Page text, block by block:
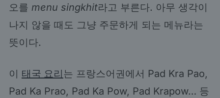
오를 menu singkhit라고 부른다. 아무 생각이
나지 않을 때도 그냥 주문하게 되는 메뉴라는
뜻이다.
이 태국 요리는 프랑스어권에서 Pad Kra Pao,
Pad Ka Prao, Pad Ka Pow, Pad Krapow… 등